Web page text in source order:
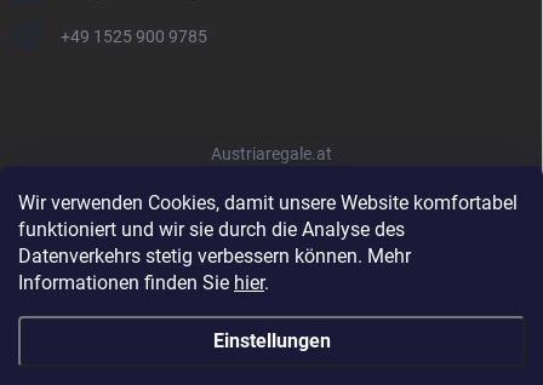
Wir verwenden Cookies, damit unsere Website komfortabel
funktioniert und wir sie durch die Analyse des
Datenverkehrs stetig verbessern können. Mehr
Informationen finden Sie hier.
Einstellungen
+49 1525 900 9785
Austriaregale.at